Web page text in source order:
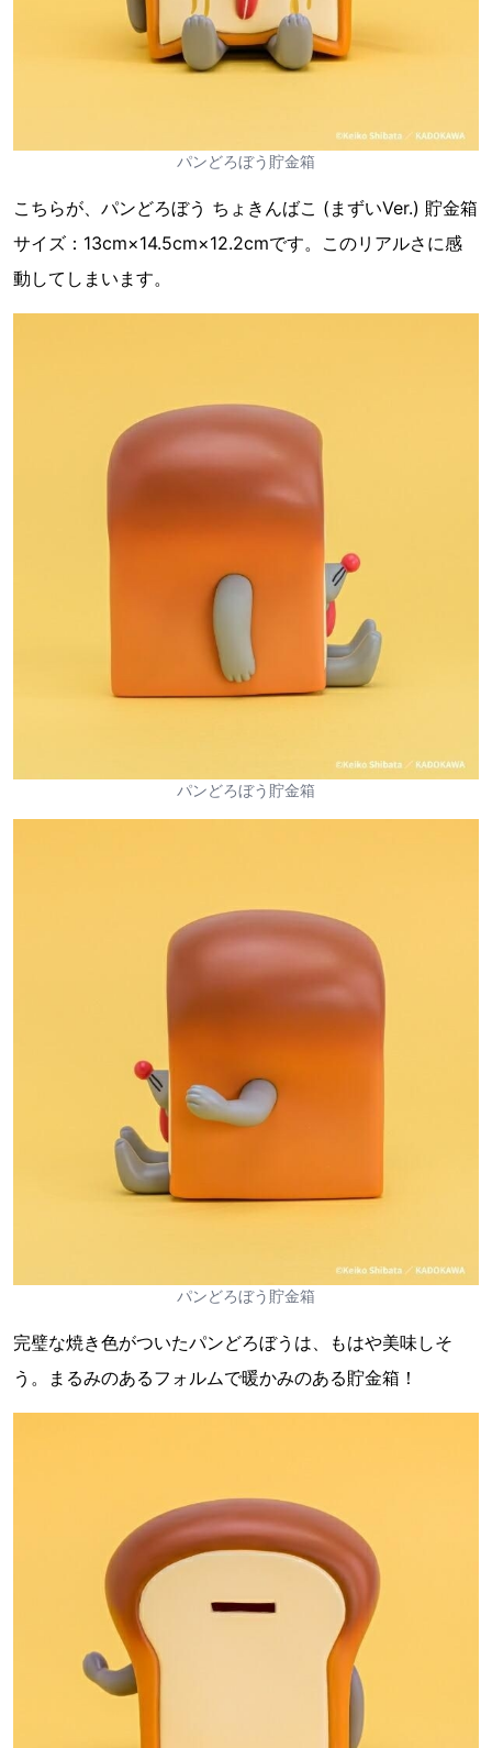
パンどろぼう貯金箱
こちらが、パンどろぼう ちょきんばこ (まずいVer.) 貯金箱
サイズ：13cm×14.5cm×12.2cmです。このリアルさに感
動してしまいます。
パンどろぼう貯金箱
パンどろぼう貯金箱
完璧な焼き色がついたパンどろぼうは、もはや美味しそ
う。まるみのあるフォルムで暖かみのある貯金箱！